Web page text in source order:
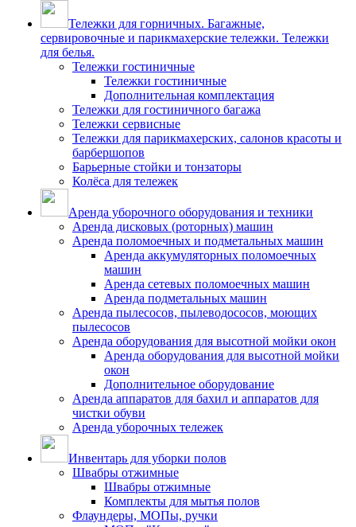
Тележки для горничных. Багажные,
сервировочные и парикмахерские тележки. Тележки
для белья.
Тележки гостиничные
Тележки гостиничные
Дополнительная комплектация
Тележки для гостиничного багажа
Тележки сервисные
Тележки для парикмахерских, салонов красоты и
барбершопов
Барьерные стойки и тонзаторы
Колёса для тележек
Аренда уборочного оборудования и техники
Аренда дисковых (роторных) машин
Аренда поломоечных и подметальных машин
Аренда аккумуляторных поломоечных
машин
Аренда сетевых поломоечных машин
Аренда подметальных машин
Аренда пылесосов, пылеводососов, моющих
пылесосов
Аренда оборудования для высотной мойки окон
Аренда оборудования для высотной мойки
окон
Дополнительное оборудование
Аренда аппаратов для бахил и аппаратов для
чистки обуви
Аренда уборочных тележек
Инвентарь для уборки полов
Швабры отжимные
Швабры отжимные
Комплекты для мытья полов
Флаундеры, МОПы, ручки